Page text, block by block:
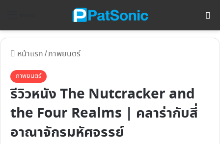
หน้าแรก/ภาพยนตร์
ภาพยนตร์
รีวิวหนัง The Nutcracker and
the Four Realms | คลาร่ากับสี่
อาณาจักรมหัศจรรย์